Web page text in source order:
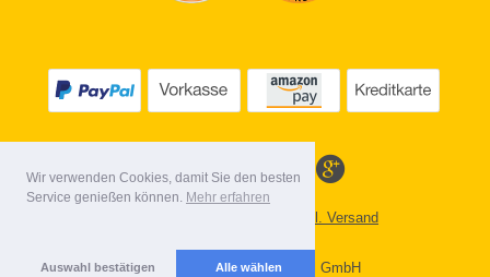
Wir verwenden Cookies, damit Sie den besten
Service genießen können. Mehr erfahren
Auswahl bestätigen Alle wählen
Alle Preise inkl. MwSt. evtl. zzgl. Versand
Copyright 2026 by Gebr. Röhl GmbH